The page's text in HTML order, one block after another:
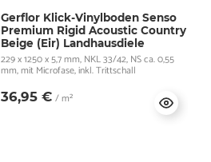
Gerflor Klick-Vinylboden Senso
Premium Rigid Acoustic Country
Beige (Eir) Landhausdiele
229 x 1250 x 5,7 mm, NKL 33/42, NS ca. 0,55
mm, mit Microfase, inkl. Trittschall
36,95 € / m²